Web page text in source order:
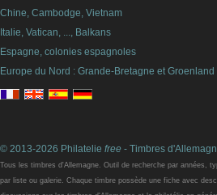
Chine, Cambodge, Vietnam
Italie, Vatican, ..., Balkans
Espagne, colonies espagnoles
Europe du Nord : Grande-Bretagne et Groenland
© 2013-2026 Philatelie free - Timbres
Tous les timbres d'Allemagne. Outil de recherche par années,
par liste ou galerie. Chaque timbre possède une fiche avec